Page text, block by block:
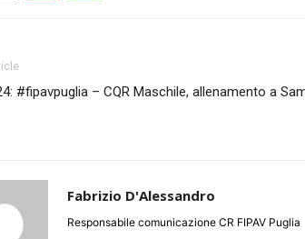
#fipavpuglia – CQR Maschile, allenamento a
Fabrizio D'Alessandro
Responsabile comunicazione CR FIPAV Puglia